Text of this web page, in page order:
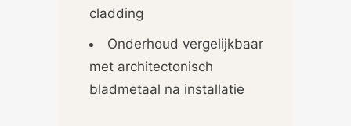
cladding
Onderhoud vergelijkbaar
met architectonisch
bladmetaal na installatie